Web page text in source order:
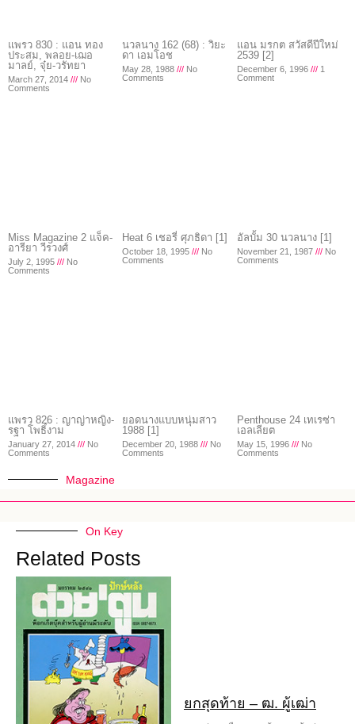
แพรว 830 : แอน ทอง
ประสม, พลอย-เฌอ
มาลย์, จุ๋ย-วรัทยา
March 27, 2014
No
Comments
นวลนาง 162 (68) : วิยะ
ดา เอมโอช
May 28, 1988
No
Comments
แอน มรกต สวัสดีปีใหม่
2539 [2]
December 6, 1996
1
Comment
Miss Magazine 2 แจ็ค-
อารียา วีรวงศ์
July 2, 1995
No
Comments
Heat 6 เชอรี่ ศุภธิดา [1]
October 18, 1995
No
Comments
อัลบั้ม 30 นวลนาง [1]
November 21, 1987
No
Comments
แพรว 826 : ญาญ่าหญิง-
รฐา โพธิ์งาม
January 27, 2014
No
Comments
ยอดนางแบบหนุ่มสาว
1988 [1]
December 20, 1988
No
Comments
Penthouse 24 เทเรซ่า
เอลเลียต
May 15, 1996
No
Comments
Magazine
On Key
Related Posts
ยกสุดท้าย – ฒ. ผู้เฒ่า